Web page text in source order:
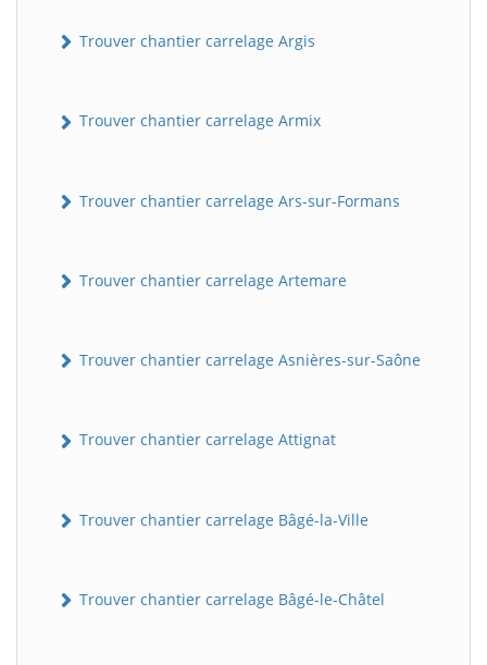
Trouver chantier carrelage Argis
Trouver chantier carrelage Armix
Trouver chantier carrelage Ars-sur-Formans
Trouver chantier carrelage Artemare
Trouver chantier carrelage Asnières-sur-Saône
Trouver chantier carrelage Attignat
Trouver chantier carrelage Bâgé-la-Ville
Trouver chantier carrelage Bâgé-le-Châtel